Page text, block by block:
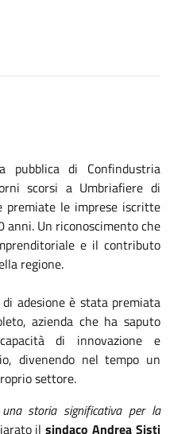
pubblica di Confindustria
scorsi a Umbriafiere di
premiate le imprese iscritte
anni. Un riconoscimento che
e il contributo
regione.
adesione è stata premiata
azienda che ha saputo
di innovazione e
divenendo nel tempo un
settore.
storia significativa per la
ilsindaco Andrea Sisti